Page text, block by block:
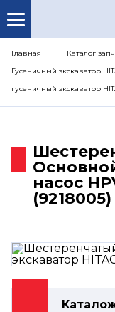
Главная Каталог
Гусеничный экскаватор
гусеничный экскаватор
насос
(9218005)